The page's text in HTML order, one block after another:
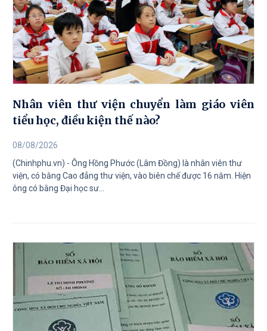
Nhân viên thư viện chuyển làm giáo viên
tiểu học, điều kiện thế nào?
08/08/2026
(Chinhphu.vn) - Ông Hồng Phước (Lâm Đồng) là nhân viên thư
viện, có bằng Cao đẳng thư viện, vào biên chế được 16 năm. Hiện
ông có bằng Đại học sư...